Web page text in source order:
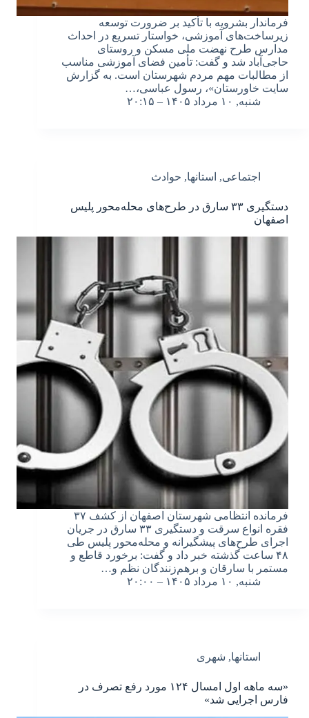
فرماندار بشرویه با تأکید بر ضرورت توسعه
زیرساخت‌های آموزشی، خواستار تسریع در احداث
مدارس طرح نهضت ملی مسکن و روستای
حاجی‌آباد شد و گفت: تأمین فضای آموزشی مناسب
از مطالبات مهم مردم شهرستان است. به گزارش
سایت خاورستان»، رسول عباسی،…
شنبه, ۱۰ مرداد ۱۴۰۵ – ۲۰:۱۵
اجتماعی, استانها, حوادث
دستگیری ۳۳ سارق در طرح‌های محله‌محور پلیس
اصفهان
فرمانده انتظامی شهرستان اصفهان از کشف ۳۷
فقره انواع سرقت و دستگیری ۳۳ سارق در جریان
اجرای طرح‌های پیشگیرانه و محله‌محور پلیس طی
۴۸ ساعت گذشته خبر داد و گفت: برخورد قاطع و
مستمر با سارقان و برهم‌زنندگان نظم و…
شنبه, ۱۰ مرداد ۱۴۰۵ – ۲۰:۰۰
استانها, شهری
«سه ماهه اول امسال ۱۲۴ مورد رفع تصرف در
فارس اجرایی شد»